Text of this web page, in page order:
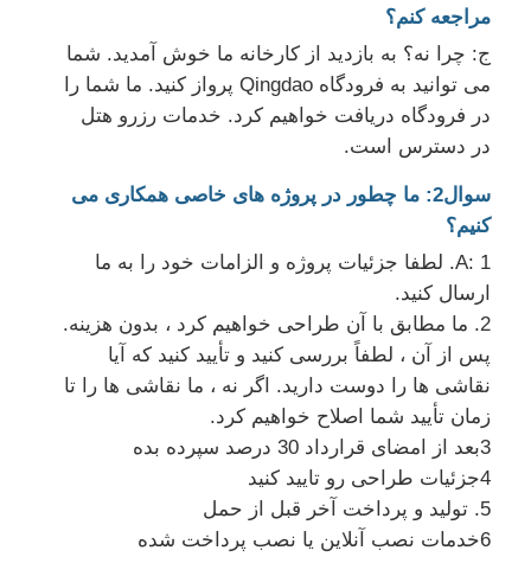
مراجعه کنم؟
ج: چرا نه؟ به بازدید از کارخانه ما خوش آمدید. شما
می توانید به فرودگاه Qingdao پرواز کنید. ما شما را
در فرودگاه دریافت خواهیم کرد. خدمات رزرو هتل
در دسترس است.
سوال2: ما چطور در پروژه های خاصی همکاری می
کنیم؟
A: 1. لطفا جزئیات پروژه و الزامات خود را به ما
ارسال کنید.
2. ما مطابق با آن طراحی خواهیم کرد ، بدون هزینه.
پس از آن ، لطفاً بررسی کنید و تأیید کنید که آیا
نقاشی ها را دوست دارید. اگر نه ، ما نقاشی ها را تا
زمان تأیید شما اصلاح خواهیم کرد.
3بعد از امضای قرارداد 30 درصد سپرده بده
4جزئیات طراحی رو تایید کنید
5. توليد و پرداخت آخر قبل از حمل
6خدمات نصب آنلاین یا نصب پرداخت شده